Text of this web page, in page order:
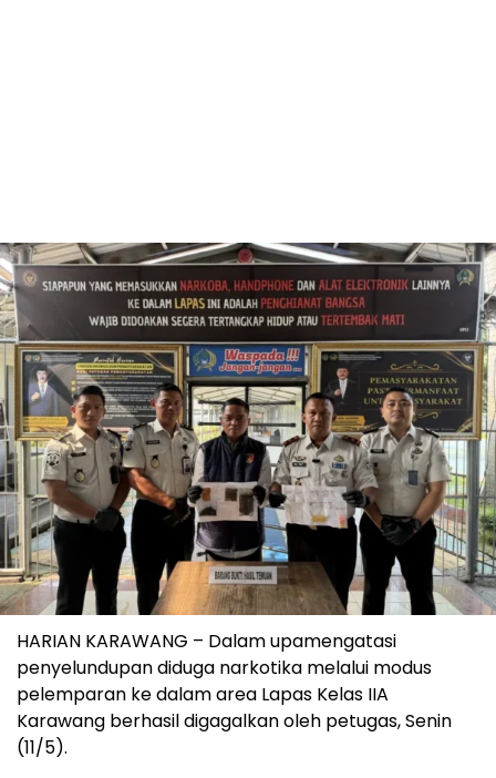
HARIAN KARAWANG – Dalam upamengatasi
penyelundupan diduga narkotika melalui modus
pelemparan ke dalam area Lapas Kelas IIA
Karawang berhasil digagalkan oleh petugas, Senin
(11/5).